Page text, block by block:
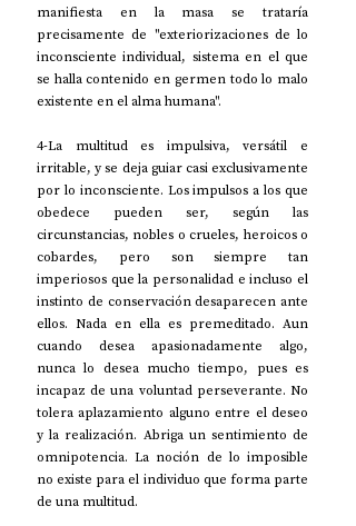
manifiesta en la masa se trataría
precisamente de "exteriorizaciones de lo
inconsciente individual, sistema en el que
se halla contenido en germen todo lo malo
existente en el alma humana".
4-La multitud es impulsiva, versátil e
irritable, y se deja guiar casi exclusivamente
por lo inconsciente. Los impulsos a los que
obedece pueden ser, según las
circunstancias, nobles o crueles, heroicos o
cobardes, pero son siempre tan
imperiosos que la personalidad e incluso el
instinto de conservación desaparecen ante
ellos. Nada en ella es premeditado. Aun
cuando desea apasionadamente algo,
nunca lo desea mucho tiempo, pues es
incapaz de una voluntad perseverante. No
tolera aplazamiento alguno entre el deseo
y la realización. Abriga un sentimiento de
omnipotencia. La noción de lo imposible
no existe para el individuo que forma parte
de una multitud.